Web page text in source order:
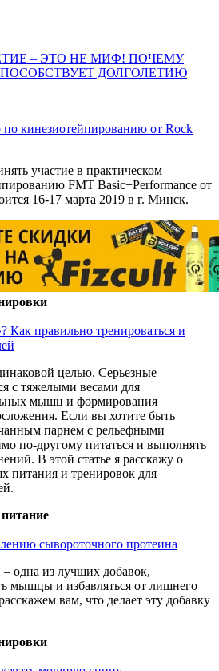
– ЭТО НЕ МИФ! ПОЧЕМУ
ДОЛГОЛЕТИЮ
кинезиотейпированию от Rock
участие в практическом
FMT Basic+Performance от
16-17 марта 2019 в г. Минск.
Как правильно тренироваться и
целью. Серьезные
с тяжелыми весами для
мышц и формирования
Если вы хотите быть
парнем с рельефными
по-другому питаться и выполнять
В этой статье я расскажу о
питания и тренировок для
сывороточного протеина
одна из лучших добавок,
мышцы и избавляться от лишнего
вам, что делает эту добавку